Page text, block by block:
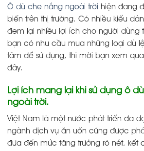
Ô dù che nắng ngoài trời
hiện đang
biến trên thị trường. Có nhiều kiểu
đem lại nhiều lợi ích cho người dùng
bạn có nhu cầu mua những loại dù
tâm để sử dụng, thì mời bạn xem
đây.
Lợi ích mang lại khi sử dụng ô
ngoài trời.
Việt Nam là một nước phát triển đa
ngành dịch vụ ăn uốn cũng được
đưa đến mức tăng trưởng rõ nét, kết